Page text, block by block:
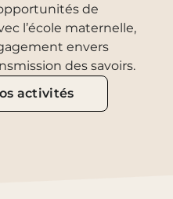
de
l’école maternelle,
envers
des savoirs.
activités